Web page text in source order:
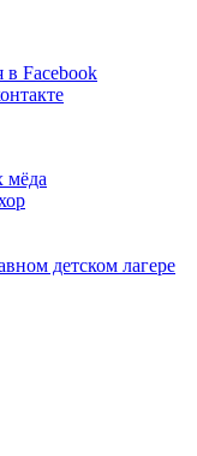
мёда
детском лагере